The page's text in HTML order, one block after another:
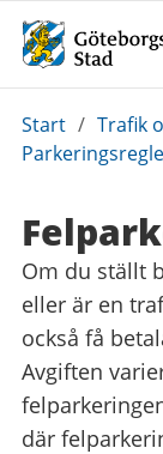
Du
är
Start / Trafik
Om du ställt
eller är en
också få
Avgiften
där